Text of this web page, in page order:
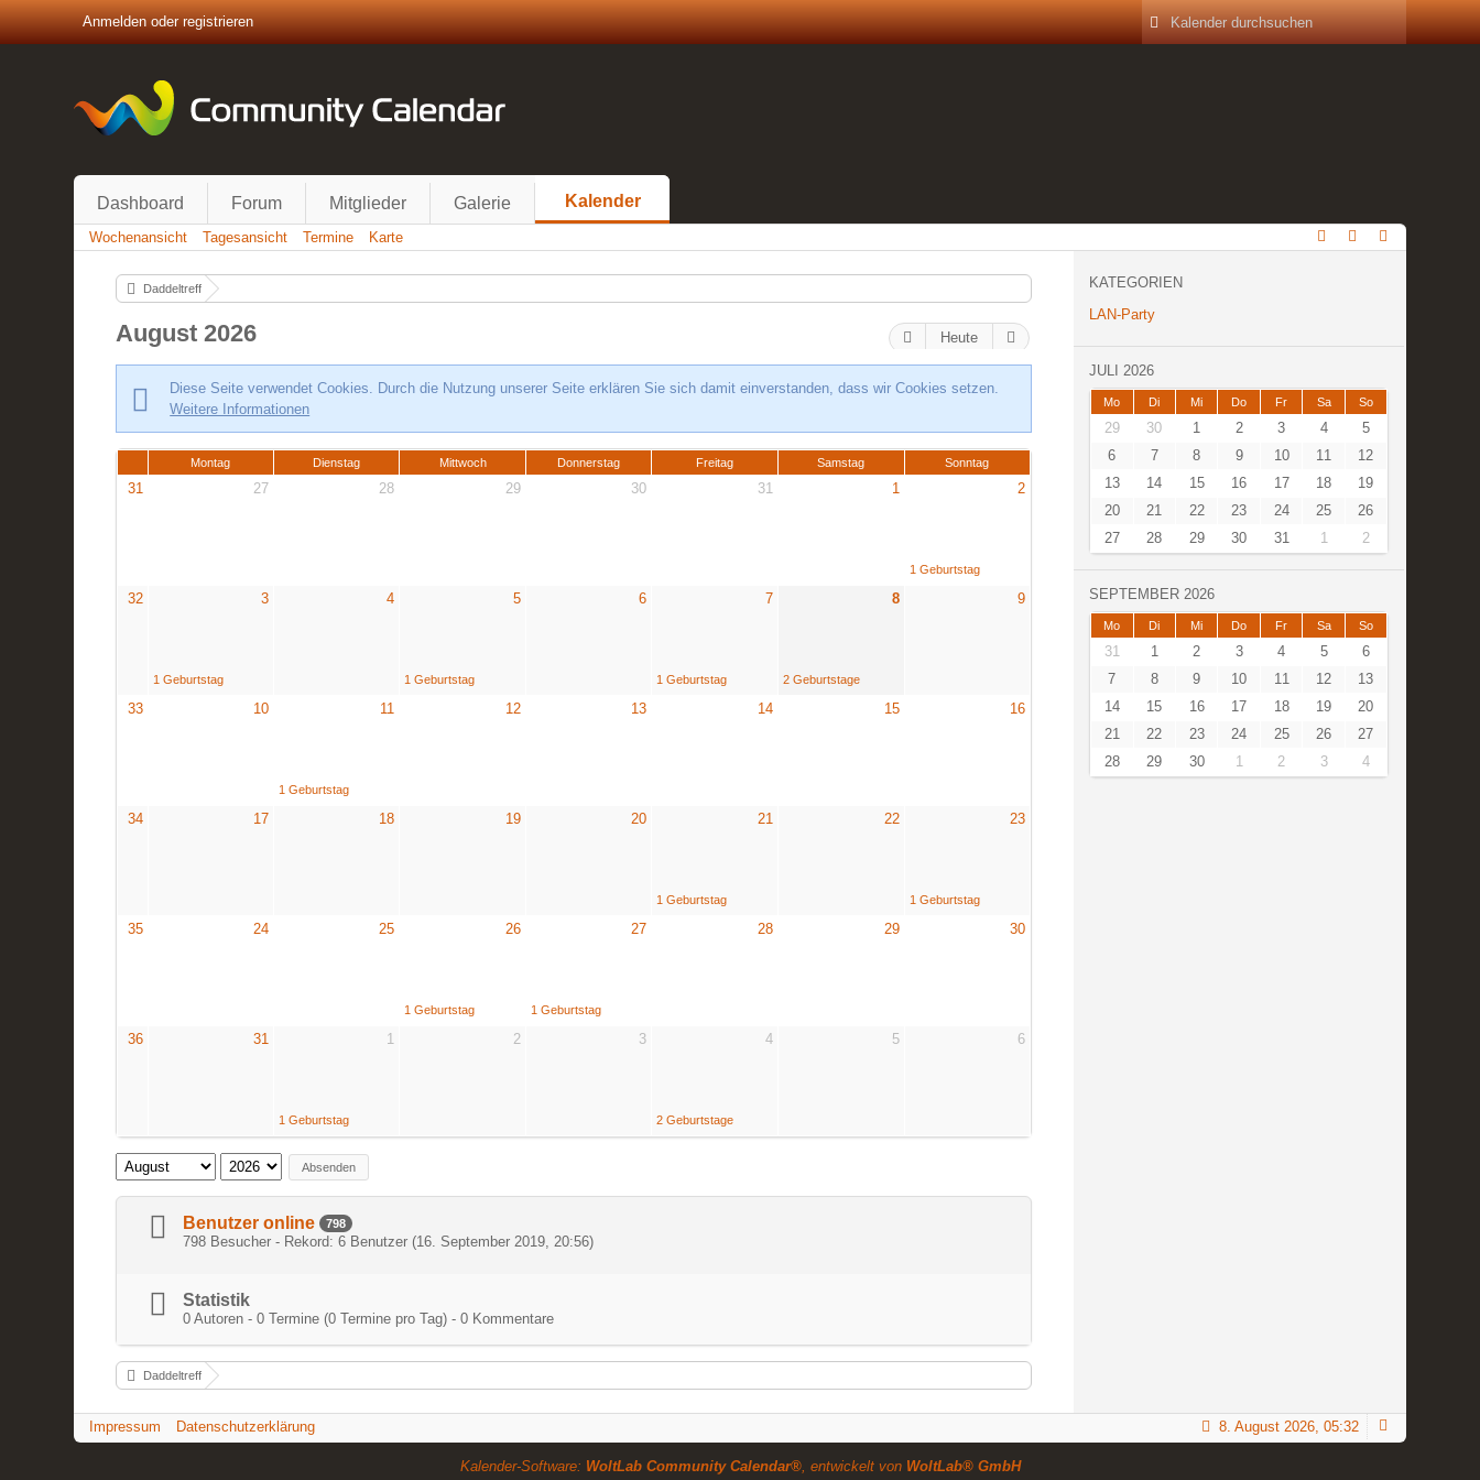
Anmelden oder registrieren
Dashboard Forum Mitglieder Galerie Kalender
Wochenansicht Tagesansicht Termine Karte
Daddeltreff
August 2026 Heute
Diese Seite verwendet Cookies. Durch die Nutzung unserer Seite erklären Sie sich damit einverstanden, dass wir Cookies setzen.
Weitere Informationen
Montag Dienstag Mittwoch Donnerstag Freitag Samstag Sonntag
31 27 28 29 30 31 1 2
1 Geburtstag
32 3
1 Geburtstag
4 5
1 Geburtstag
6 7
1 Geburtstag
8
2 Geburtstage
9
33 10 11
1 Geburtstag
12 13 14 15 16
34 17 18 19 20 21
1 Geburtstag
22 23
1 Geburtstag
35 24 25 26
1 Geburtstag
27
1 Geburtstag
28 29 30
36 31 1
1 Geburtstag
2 3 4
2 Geburtstage
5 6
Absenden
Benutzer online 798
798 Besucher - Rekord: 6 Benutzer (16. September 2019, 20:56)
Statistik
0 Autoren - 0 Termine (0 Termine pro Tag) - 0 Kommentare
Daddeltreff
KATEGORIEN
LAN-Party
JULI 2026
Mo Di Mi Do Fr Sa So
29 30 1 2 3 4
5
6
7 8 9 10 11
12
13
14 15 16 17 18
19
20
21 22 23 24 25
26
27
28 29 30 31 1 2
SEPTEMBER 2026
Mo Di Mi Do Fr Sa So
31 1 2 3 4 5
6
7
8 9 10 11 12
13
14
15 16 17 18 19
20
21
22 23 24 25 26
27
28
29 30 1 2 3 4
Impressum Datenschutzerklärung 8. August 2026, 05:32
Kalender-Software: WoltLab Community Calendar®, entwickelt von WoltLab® GmbH